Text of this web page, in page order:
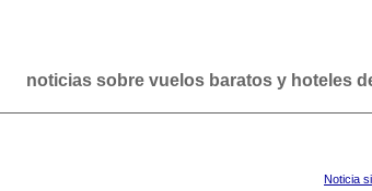
noticias sobre vuelos baratos y hoteles
Noticia